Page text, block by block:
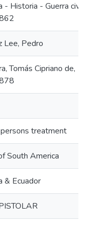
- Historia - Guerra civil,
Lee, Pedro
Tomás Cipriano de,
treatment
South America
& Ecuador